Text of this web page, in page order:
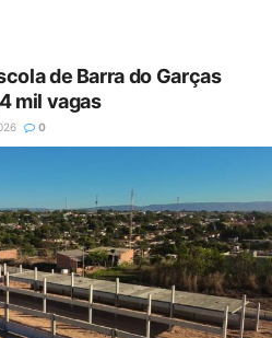
de Barra do Garças
mil vagas
0